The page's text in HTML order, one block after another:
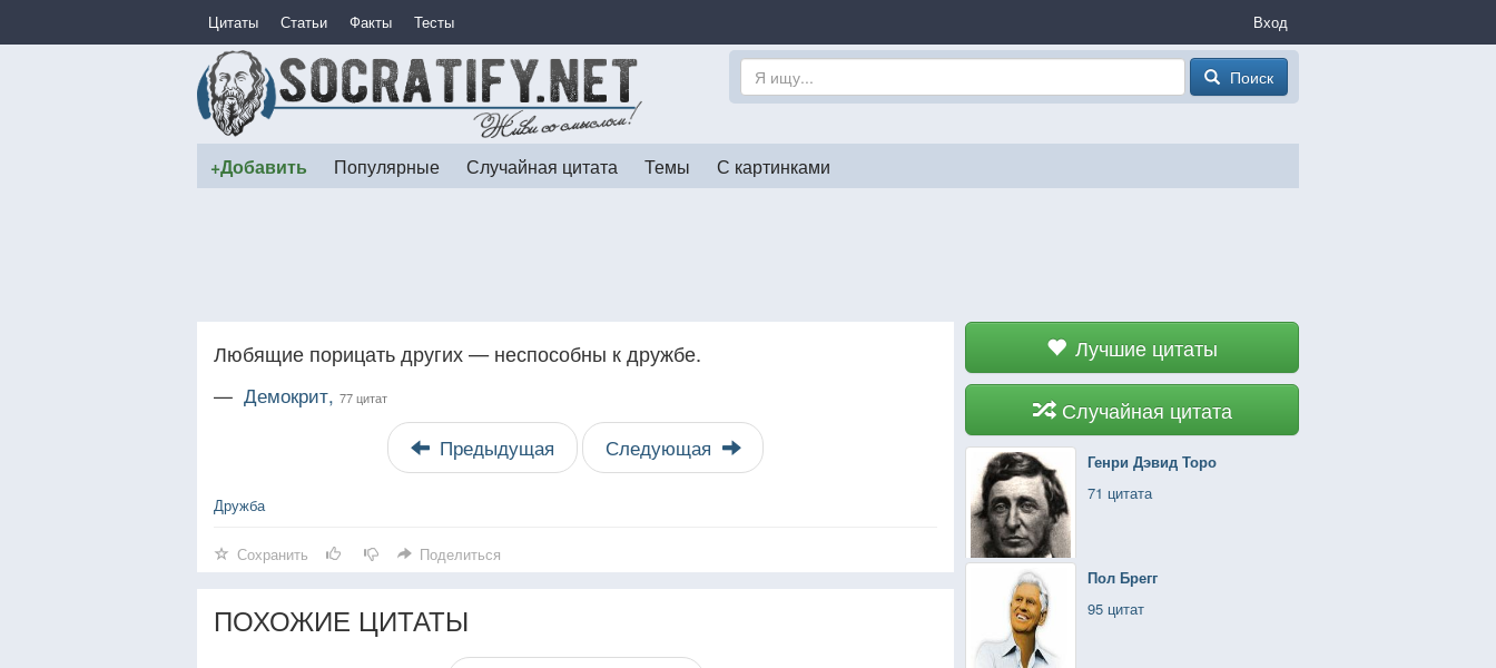
Цитаты Статьи Факты Тесты Вход
Поиск
+Добавить Популярные Случайная цитата Темы С картинками
Лучшие цитаты
Случайная цитата
Генри Дэвид Торо
71 цитата
Пол Брегг
95 цитат
Любящие порицать других — неспособны к дружбе.
— Демокрит, 77 цитат
Предыдущая Следующая
Дружба
Сохранить Поделиться
ПОХОЖИЕ ЦИТАТЫ